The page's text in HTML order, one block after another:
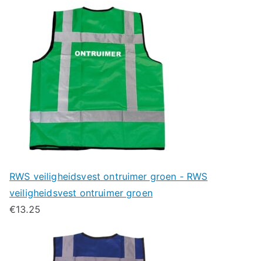
RWS veiligheidsvest ontruimer groen - RWS
veiligheidsvest ontruimer groen
€13.25